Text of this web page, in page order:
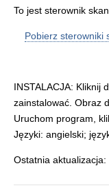
To jest sterownik
Pobierz sterowniki
INSTALACJA: Kliknij
zainstalować. Obraz
Uruchom program,
Języki: angielski;
Ostatnia